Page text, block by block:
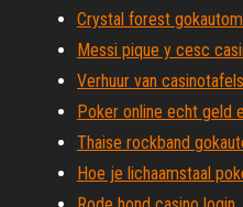
Crystal forest
Messi pique y cesc
Verhuur van
Poker online echt geld
Thaise rockband
Hoe je lichaamstaal